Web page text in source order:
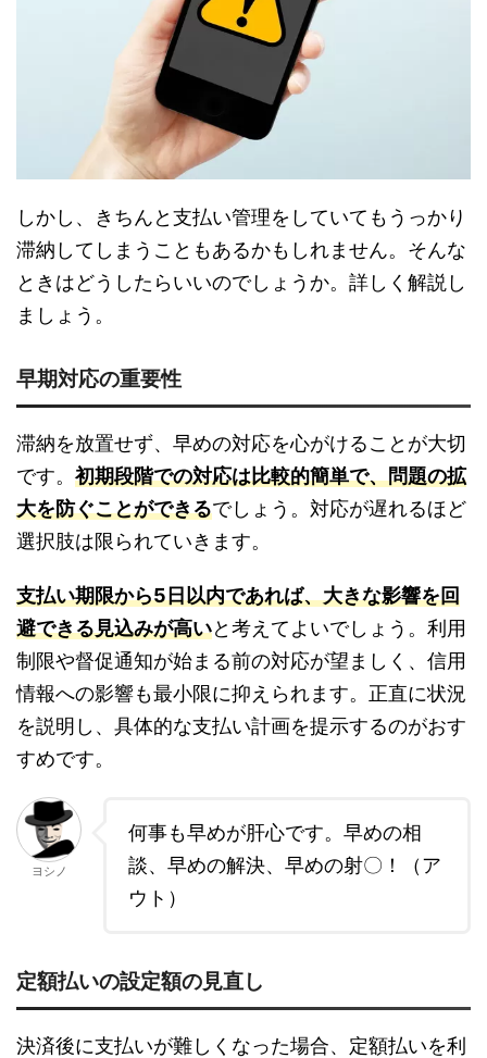
しかし、きちんと支払い管理をしていてもうっかり
滞納してしまうこともあるかもしれません。そんな
ときはどうしたらいいのでしょうか。詳しく解説し
ましょう。
早期対応の重要性
滞納を放置せず、早めの対応を心がけることが大切
です。 初期段階での対応は比較的簡単で、問題の拡
大を防ぐことができるでしょう。対応が遅れるほど
選択肢は限られていきます。
支払い期限から5日以内であれば、大きな影響を回
避できる見込みが高いと考えてよいでしょう。利用
制限や督促通知が始まる前の対応が望ましく、信用
情報への影響も最小限に抑えられます。正直に状況
を説明し、具体的な支払い計画を提示するのがおす
すめです。
ヨシノ
何事も早めが肝心です。早めの相
談、早めの解決、早めの射〇！（ア
ウト）
定額払いの設定額の見直し
決済後に支払いが難しくなった場合、定額払いを利